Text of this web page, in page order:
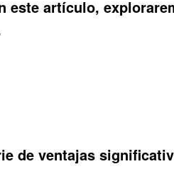
este artículo,
de ventajas